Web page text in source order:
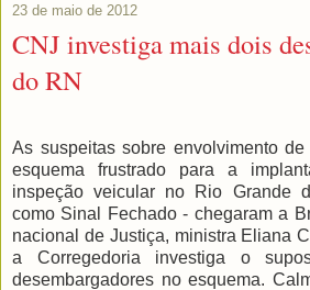
23 de maio de 2012
CNJ investiga mais dois
do RN
As suspeitas sobre envolvimento
esquema frustrado para a
inspeção veicular no Rio Grande
como Sinal Fechado - chegaram a
nacional de Justiça, ministra Eliana
a Corregedoria investiga o
desembargadores no esquema.